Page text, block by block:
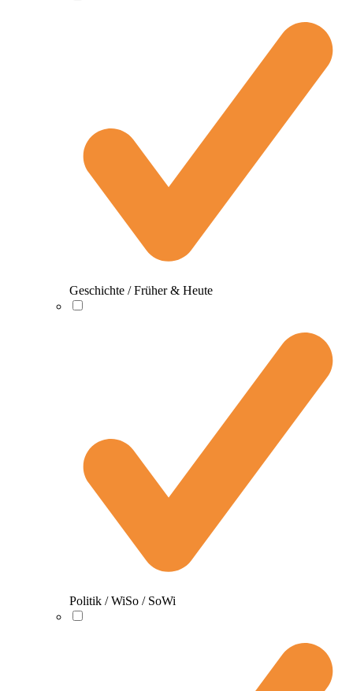
Geschichte / Früher & Heute
Politik / WiSo / SoWi